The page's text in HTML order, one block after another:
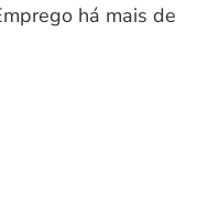
há mais de